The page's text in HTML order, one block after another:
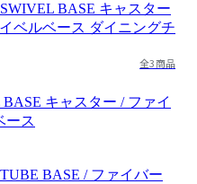
全3商品
キャスター / ファイ
ース